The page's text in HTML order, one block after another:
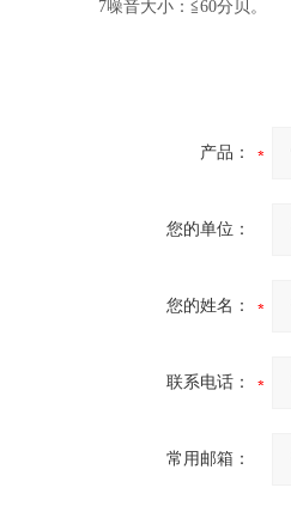
7噪音大小：≦60分贝。
产品：
您的单位：
您的姓名：
联系电话：
常用邮箱：